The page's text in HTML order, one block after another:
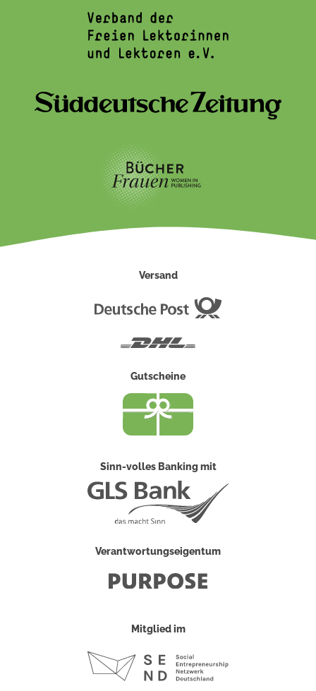
Versand
Gutscheine
Sinn-volles Banking mit
Verantwortungseigentum
Mitglied im